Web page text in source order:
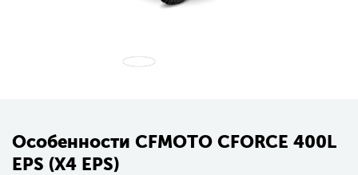
Особенности CFMOTO CFORCE 400L
EPS (X4 EPS)